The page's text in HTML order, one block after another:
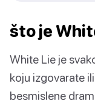
što je
White Lie je
koju izgovarate
besmislene